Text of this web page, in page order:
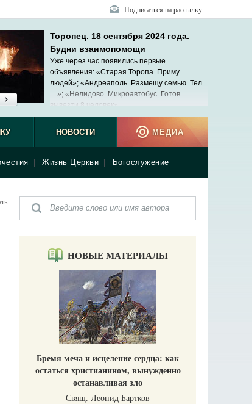
Подписаться на рассылку
Торопец. 18 сентября 2024 года.
Будни взаимопомощи
Уже через час появились первые
объявления: «Старая Торопа. Приму
людей»; «Андреаполь. Размещу семью. Тел.
…»; «Нелидово. Микроавтобус. Готов
вывезти 8 человек»...
Жизнь Церкви Богослужение
НОВОСТИ МЕДИА
НОВЫЕ МАТЕРИАЛЫ
Бремя меча и исцеление сердца: как
остаться христианином, вынужденно
останавливая зло
Свящ. Леонид Бартков